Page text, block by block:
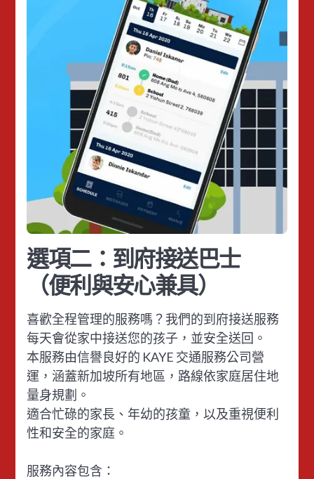
選項二：到府接送巴士
（便利與安心兼具）
喜歡全程管理的服務嗎？我們的到府接送服務
每天會從家中接送您的孩子，並安全送回。
本服務由信譽良好的 KAYE 交通服務公司營
運，涵蓋新加坡所有地區，路線依家庭居住地
量身規劃。
適合忙碌的家長、年幼的孩童，以及重視便利
性和安全的家庭。
服務內容包含：